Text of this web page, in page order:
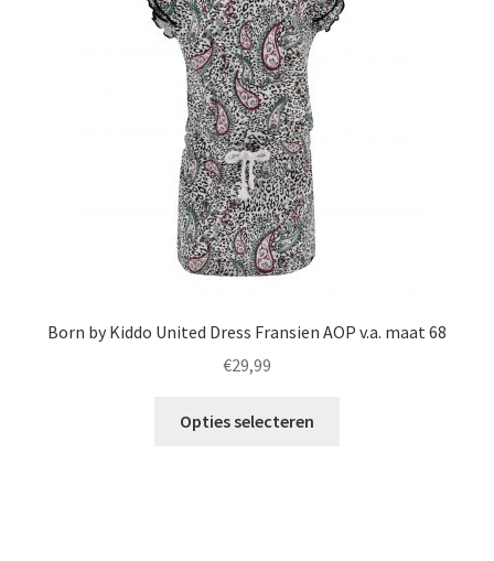
kan
Born by Kiddo United Dress Fransien AOP v.a. maat 68
€29,99
Opties selecteren